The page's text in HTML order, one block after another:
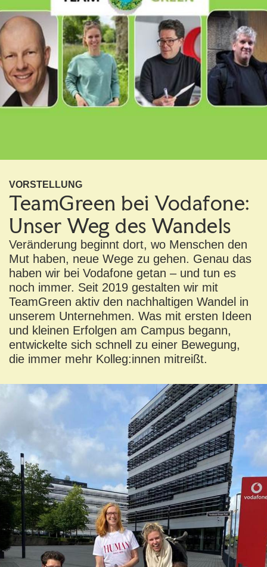
VORSTELLUNG
TeamGreen bei Vodafone:
Unser Weg des Wandels
Veränderung beginnt dort, wo Menschen den
Mut haben, neue Wege zu gehen. Genau das
haben wir bei Vodafone getan – und tun es
noch immer. Seit 2019 gestalten wir mit
TeamGreen aktiv den nachhaltigen Wandel in
unserem Unternehmen. Was mit ersten Ideen
und kleinen Erfolgen am Campus begann,
entwickelte sich schnell zu einer Bewegung,
die immer mehr Kolleg:innen mitreißt.